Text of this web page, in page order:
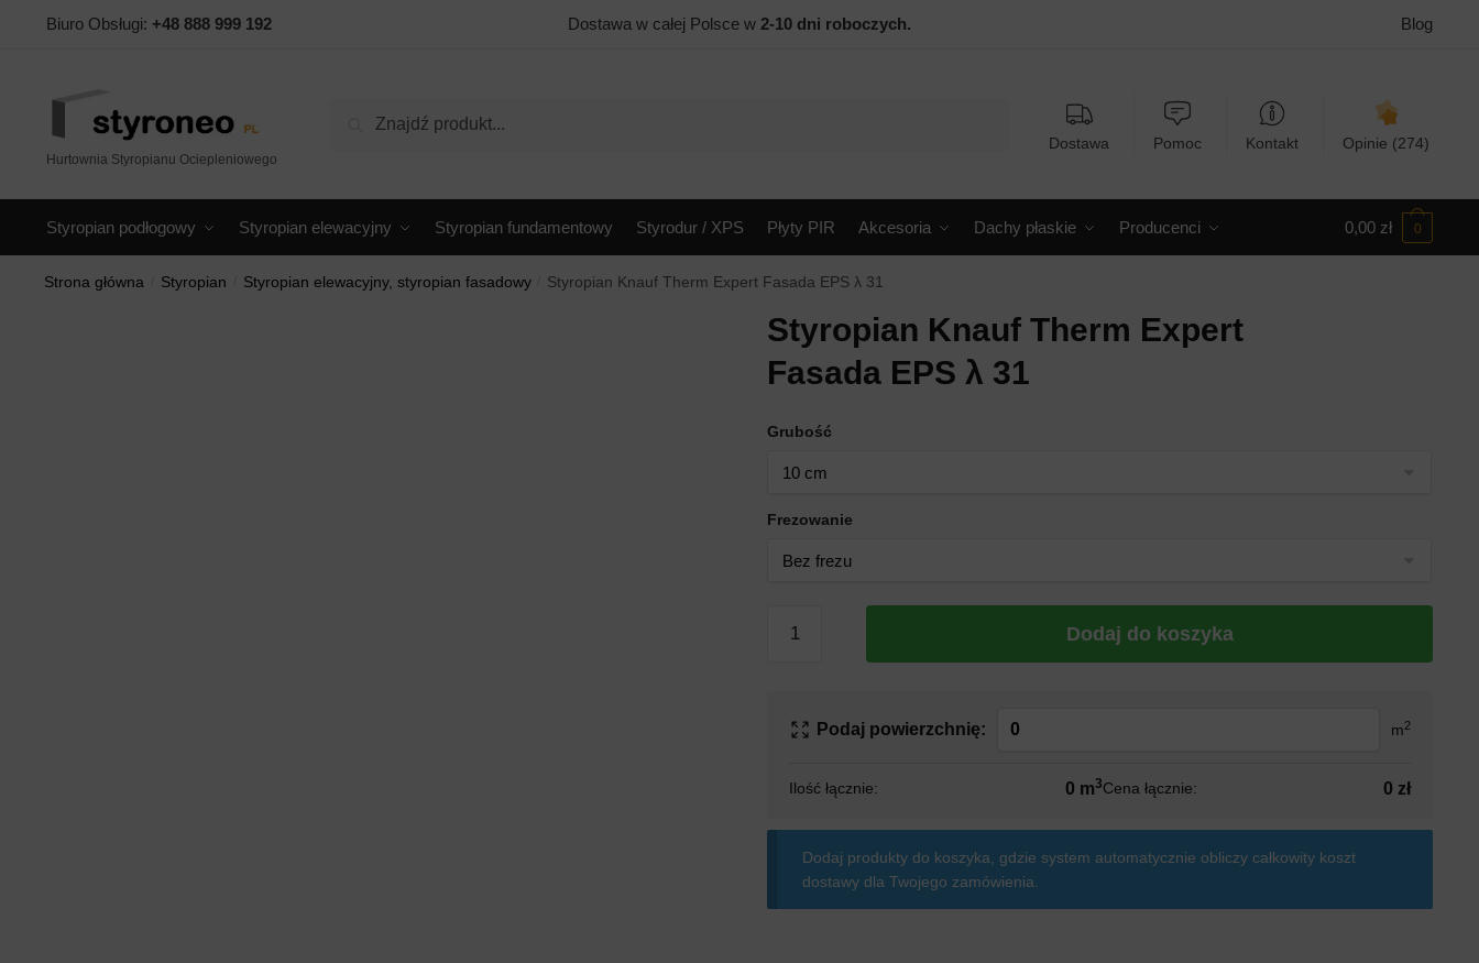
Biuro Obsługi: +48 888 999 192 Dostawa w całej Polsce w 2-10 dni roboczych. Blog
Hurtownia Styropianu Ociepleniowego
Szukaj
Dostawa Pomoc Kontakt Opinie (274)
Styropian podłogowy Styropian elewacyjny Styropian fundamentowy Styrodur / XPS Płyty PIR Akcesoria Dachy płaskie Producenci 0,00 zł 0
Strona główna Styropian Styropian elewacyjny, styropian fasadowy Styropian Knauf Therm Expert Fasada EPS λ 31
Styropian Knauf Therm Expert
Fasada EPS λ 31
Grubość
Frezowanie
Styropian
Expert
EPS
Dodaj do koszyka
Podaj powierzchnię: m2
Ilość łącznie: 0 m3Cena łącznie: 0 zł
Dodaj produkty do koszyka, gdzie system automatycznie obliczy całkowity koszt
dostawy dla Twojego zamówienia.